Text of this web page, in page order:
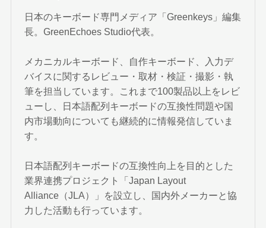
日本のキーボード専門メディア「Greenkeys」編集
長。GreenEchoes Studio代表。
メカニカルキーボード、自作キーボード、入力デ
バイスに関するレビュー・取材・検証・撮影・執
筆を担当しています。これまで100製品以上をレビ
ューし、日本語配列キーボードの互換性問題や国
内市場動向についても継続的に情報発信していま
す。
日本語配列キーボードの互換性向上を目的とした
業界連携プロジェクト「Japan Layout
Alliance（JLA）」を設立し、国内外メーカーと協
力した活動も行っています。